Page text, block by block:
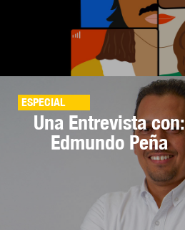
ESPECIAL
Una Entrevista con:
Edmundo Peña